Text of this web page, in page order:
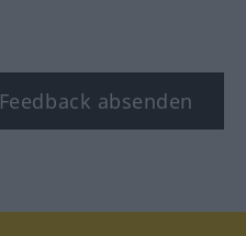
Feedback absenden